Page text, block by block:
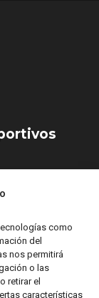
como
del
nos permitirá
o las
retirar el
características